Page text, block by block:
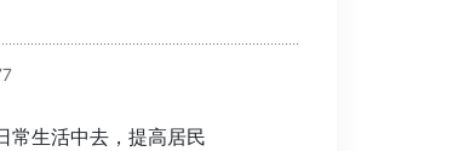
常生活中去，提高居民